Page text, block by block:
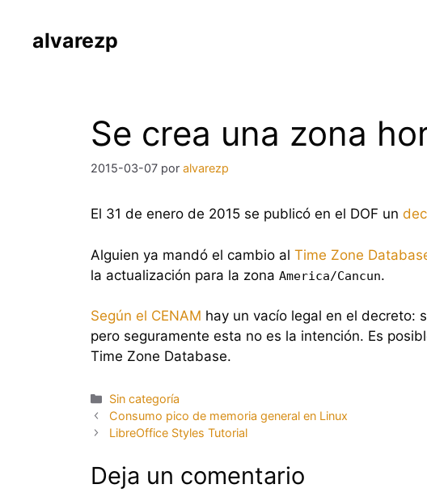
contenidoalvarezp
Se crea una zona
2015-03-07 por alvarezp
El 31 de enero de 2015 se publicó en el DOF un
Alguien ya mandó el cambio al Time Zone
la actualización para la zona America/Cancun.
Según el CENAM hay un vacío legal en el decreto:
pero seguramente esta no es la intención. Es
Time Zone Database.
Categorías
Sin categoría
Consumo pico de memoria general en Linux
LibreOffice Styles Tutorial
Deja un comentario